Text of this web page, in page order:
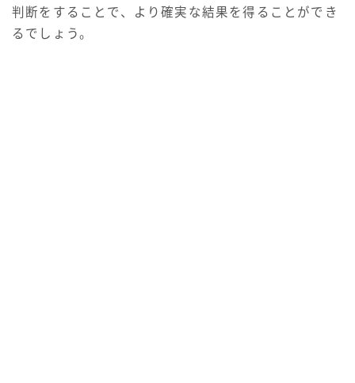
判断をすることで、より確実な結果を得ることができ
るでしょう。